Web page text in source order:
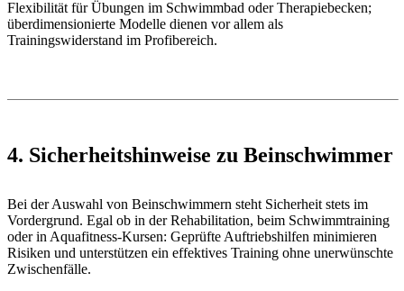
Flexibilität für Übungen im Schwimmbad oder Therapiebecken;
überdimensionierte Modelle dienen vor allem als
Trainingswiderstand im Profibereich.
4. Sicherheitshinweise zu Beinschwimmer
Bei der Auswahl von Beinschwimmern steht Sicherheit stets im
Vordergrund. Egal ob in der Rehabilitation, beim Schwimmtraining
oder in Aquafitness-Kursen: Geprüfte Auftriebshilfen minimieren
Risiken und unterstützen ein effektives Training ohne unerwünschte
Zwischenfälle.